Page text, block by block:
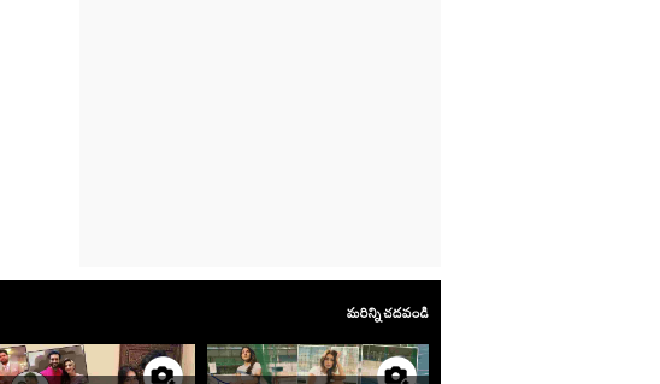
మరిన్ని చదవండి